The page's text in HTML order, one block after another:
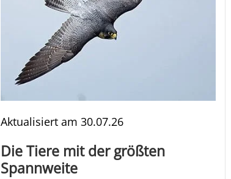
Aktualisiert am 30.07.26
Die Tiere mit der größten
Spannweite